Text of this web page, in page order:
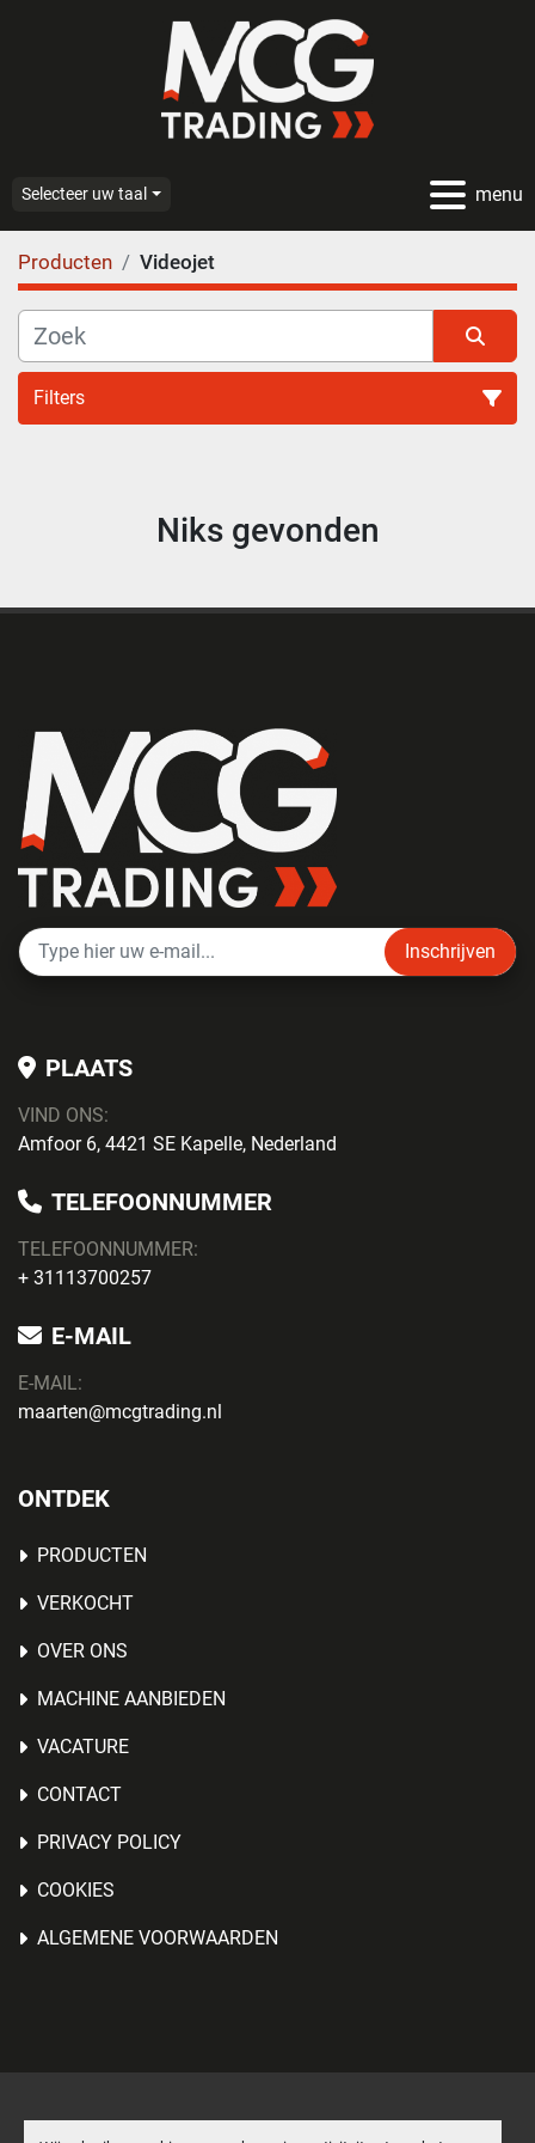
menu
Selecteer uw taal
Producten Videojet
Filters
Sorteren op
Niks gevonden
Inschrijven
PLAATS
VIND ONS:
Amfoor 6, 4421 SE Kapelle, Nederland
TELEFOONNUMMER
TELEFOONNUMMER:
+ 31113700257
E-MAIL
E-MAIL:
maarten@mcgtrading.nl
ONTDEK
PRODUCTEN
VERKOCHT
OVER ONS
MACHINE AANBIEDEN
VACATURE
CONTACT
PRIVACY POLICY
COOKIES
ALGEMENE VOORWAARDEN